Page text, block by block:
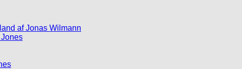
af Jonas Wilmann